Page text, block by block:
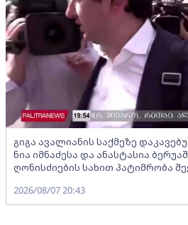
გიგა ავალიანის საქმეზე
ნია იმნაძესა და ანასტასია
ღონისძიების სახით პატიმრობა
2026/08/07 20:43